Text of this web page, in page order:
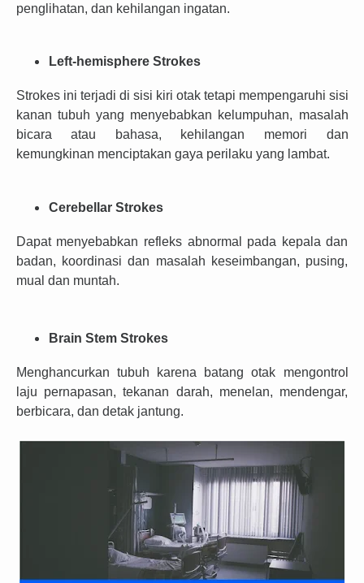
penglihatan, dan kehilangan ingatan.
Left-hemisphere Strokes
Strokes ini terjadi di sisi kiri otak tetapi mempengaruhi sisi
kanan tubuh yang menyebabkan kelumpuhan, masalah
bicara atau bahasa, kehilangan memori dan
kemungkinan menciptakan gaya perilaku yang lambat.
Cerebellar Strokes
Dapat menyebabkan refleks abnormal pada kepala dan
badan, koordinasi dan masalah keseimbangan, pusing,
mual dan muntah.
Brain Stem Strokes
Menghancurkan tubuh karena batang otak mengontrol
laju pernapasan, tekanan darah, menelan, mendengar,
berbicara, dan detak jantung.